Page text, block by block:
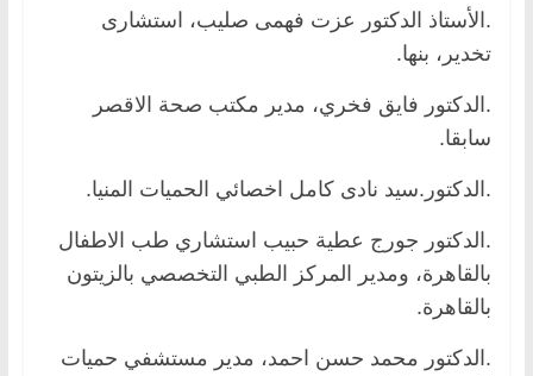
.الأستاذ الدكتور عزت فهمى صليب، استشارى
تخدير، بنها.
.الدكتور فايق فخري، مدير مكتب صحة الاقصر
سابقا.
.الدكتور.سيد نادى كامل اخصائي الحميات المنيا.
.الدكتور جورج عطية حبيب استشاري طب الاطفال
بالقاهرة، ومدير المركز الطبي التخصصي بالزيتون
بالقاهرة.
.الدكتور محمد حسن احمد، مدير مستشفي حميات